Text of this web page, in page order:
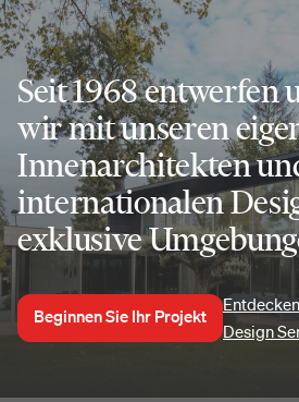
Seit 1968 entwerfen
wir mit unseren
Innenarchitekten
internationalen
exklusive
Beginnen Sie Ihr Projekt
Design